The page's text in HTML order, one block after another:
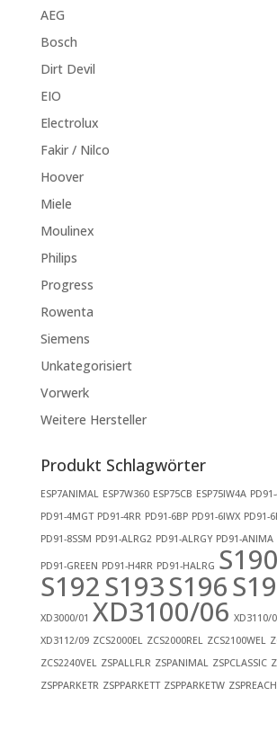
AEG
Bosch
Dirt Devil
EIO
Electrolux
Fakir / Nilco
Hoover
Miele
Moulinex
Philips
Progress
Rowenta
Siemens
Unkategorisiert
Vorwerk
Weitere Hersteller
Produkt Schlagwörter
ESP7ANIMAL ESP7W360 ESP75CB ESP75IW4A
PD91-4MGT PD91-4RR PD91-6BP PD91-6IWX PD91-
PD91-8SSM PD91-ALRG2 PD91-ALRGY PD91-ANIMA
PD91-GREEN PD91-H4RR PD91-HALRG S190
S192S193S196
XD3000/01 XD3100/06 XD3110/
XD3112/09 ZCS2000EL ZCS2000REL ZCS2100WEL
ZCS2240VEL ZSPALLFLR ZSPANIMAL ZSPCLASSIC
ZSPPARKETR ZSPPARKETT ZSPPARKETW ZSPREACH